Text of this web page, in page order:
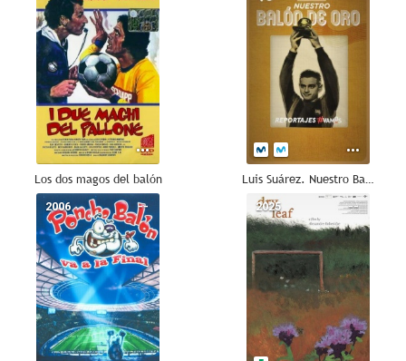
Los dos magos del balón Luis Suárez. Nuestro Balón de Oro
--
2006 --
2025